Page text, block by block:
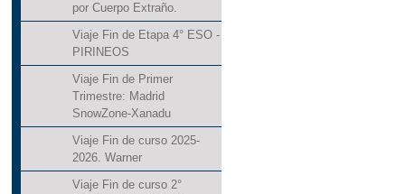
por Cuerpo Extraño.
Viaje Fin de Etapa 4° ESO -
PIRINEOS
Viaje Fin de Primer
Trimestre: Madrid
SnowZone-Xanadu
Viaje Fin de curso 2025-
2026. Warner
Viaje Fin de curso 2°